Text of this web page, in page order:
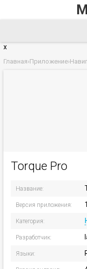
x
Главная›Приложение›
Torque Pro
Название:
Версия приложения:
Категория:
Разработчик:
Языки: